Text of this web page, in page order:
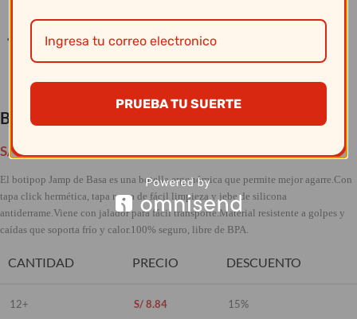
Basa – Botitop Colors Mix Jamp 500 ML(4P)
S/10.40
El botipop Jamp de Basa es una botella ergonómica que permite mejor agarre.Con
tapa click hermética, tapa rosca de fácil limpieza y jebe de silicona
antiderrame.Viene con jalador para fácil transporte.Material resistente a golpes y
caídas que soporta frío y calor.100% seguro, libre de BPA.
CANTIDAD PRECIO DESCUENTO
12+ S/8.84 15%
PRUEBA TU SUERTE